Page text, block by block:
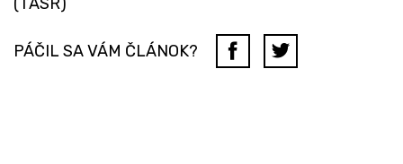
PÁČIL SA VÁM ČLÁNOK?